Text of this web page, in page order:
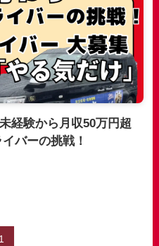
経験から月収50万円超
バーの挑戦！
1